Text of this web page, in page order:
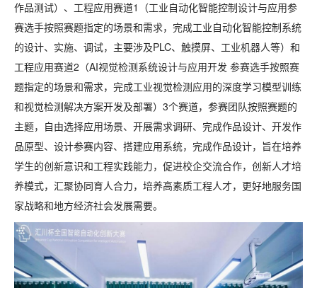
作品测试）、工程应用赛道1（工业自动化智能控制设计与应用参
赛选手按照赛题指定的场景和需求，完成工业自动化智能控制系统
的设计、实施、调试，主要涉及PLC、触摸屏、工业机器人等）和
工程应用赛道2（AI视觉检测系统设计与应用开发 参赛选手按照赛
题指定的场景和需求，完成工业视觉检测应用的深度学习模型训练
和视觉检测解决方案开发及部署）3个赛道，参赛团队按照赛题的
主题，自由选择应用场景、开展需求调研、完成作品设计、开发作
品原型、设计参赛内容、搭建应用系统，完成作品设计，旨在培养
学生的创新意识和工程实践能力，促进校企交流合作，创新人才培
养模式，汇聚协同育人合力，培养高素质工程人才，更好地服务国
家战略和地方经济社会发展需要。